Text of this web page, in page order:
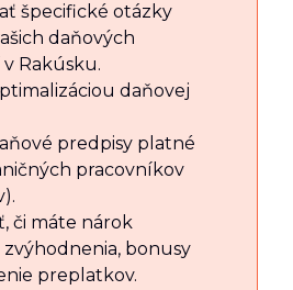
špecifické otázky
daňových
Rakúsku.
daňovej
predpisy platné
pracovníkov
či máte nárok
zvýhodnenia, bonusy
preplatkov.